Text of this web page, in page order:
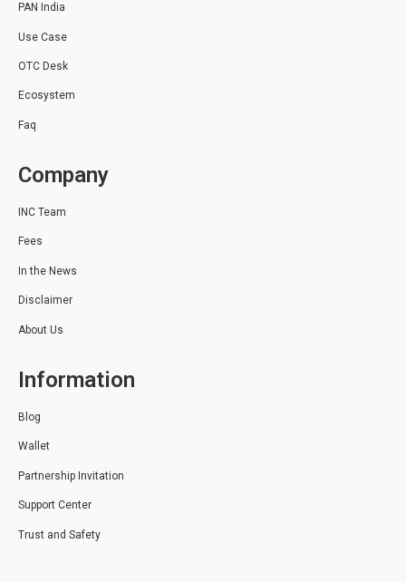
PAN India
Use Case
OTC Desk
Ecosystem
Faq
Company
INC Team
Fees
In the News
Disclaimer
About Us
Information
Blog
Wallet
Partnership Invitation
Support Center
Trust and Safety